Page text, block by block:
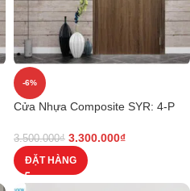
-6%
Cửa Nhựa Composite SYR: 4-P
3.500.000₫ 3.300.000₫
ĐẶT HÀNG